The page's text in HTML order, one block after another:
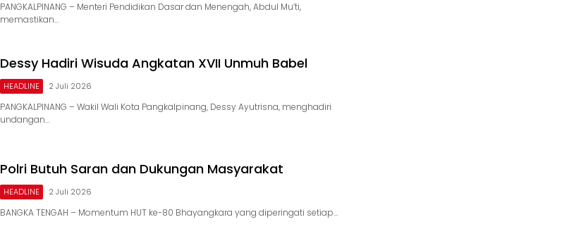
PANGKALPINANG – Menteri Pendidikan Dasar dan Menengah, Abdul Mu’ti,
memastikan…
Dessy Hadiri Wisuda Angkatan XVII Unmuh Babel
HEADLINE 2 Juli 2026
PANGKALPINANG – Wakil Wali Kota Pangkalpinang, Dessy Ayutrisna, menghadiri
undangan…
Polri Butuh Saran dan Dukungan Masyarakat
HEADLINE 2 Juli 2026
BANGKA TENGAH – Momentum HUT ke-80 Bhayangkara yang diperingati setiap…